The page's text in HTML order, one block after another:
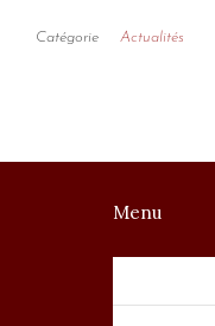
Catégorie Actualités
Menu